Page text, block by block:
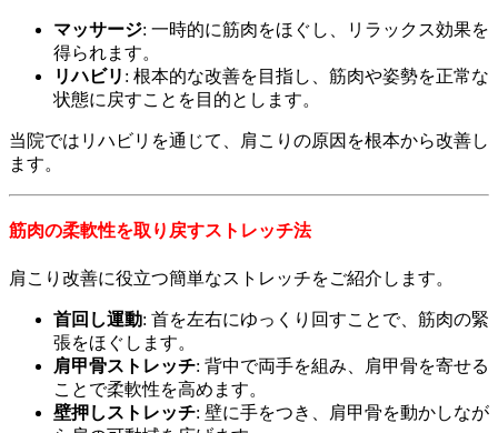
マッサージ: 一時的に筋肉をほぐし、リラックス効果を
得られます。
リハビリ : 根本的な改善を目指し、筋肉や姿勢を正常な
状態に戻すことを目的とします。
当院ではリハビリを通じて、肩こりの原因を根本から改善し
ます。
筋肉の柔軟性を取り戻すストレッチ法
肩こり改善に役立つ簡単なストレッチをご紹介します。
首回し運動: 首を左右にゆっくり回すことで、筋肉の緊
張をほぐします。
肩甲骨ストレッチ: 背中で両手を組み、肩甲骨を寄せる
ことで柔軟性を高めます。
壁押しストレッチ: 壁に手をつき、肩甲骨を動かしなが